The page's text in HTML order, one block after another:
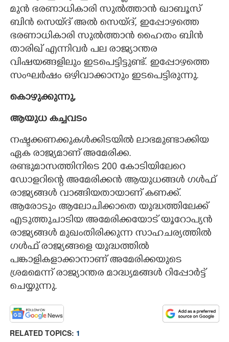
മുൻ ഭരണാധികാരി സുൽത്താൻ ഖാബൂസ്
ബിൻ സെയ്ദ് അൽ സെയ്ദ്, ഇപ്പോഴത്തെ
ഭരണാധികാരി സുൽത്താൻ ഹൈതം ബിൻ
താരിഖ് എന്നിവർ പല രാജ്യാന്തര
വിഷയങ്ങളിലും ഇടപെട്ടിട്ടുണ്ട്. ഇപ്പോഴത്തെ
സംഘർഷം ഒഴിവാക്കാനും ഇടപെട്ടിരുന്നു.
കൊഴുക്കുന്നു,
ആയുധ കച്ചവടം
നഷ്ടക്കണക്കുകൾക്കിടയിൽ ലാഭമുണ്ടാക്കിയ
ഏക രാജ്യമാണ് അമേരിക്ക.
രണ്ടുമാസത്തിനിടെ 200 കോടിയിലേറെ
ഡോളറിന്റെ അമേരിക്കൻ ആയുധങ്ങൾ ഗൾഫ്
രാജ്യങ്ങൾ വാങ്ങിയതായാണ് കണക്ക്.
ആരോടും ആലോചിക്കാതെ യുദ്ധത്തിലേക്ക്
എടുത്തുചാടിയ അമേരിക്കയോട് യൂറോപ്യൻ
രാജ്യങ്ങൾ മുഖംതിരിക്കുന്ന സാഹചര്യത്തിൽ
ഗൾഫ് രാജ്യങ്ങളെ യുദ്ധത്തിൽ
പങ്കാളികളാക്കാനാണ് അമേരിക്കയുടെ
ശ്രമമെന്ന് രാജ്യാന്തര മാദ്ധ്യമങ്ങൾ റിപ്പോർട്ട്
ചെയ്യുന്നു.
RELATED TOPICS: 1